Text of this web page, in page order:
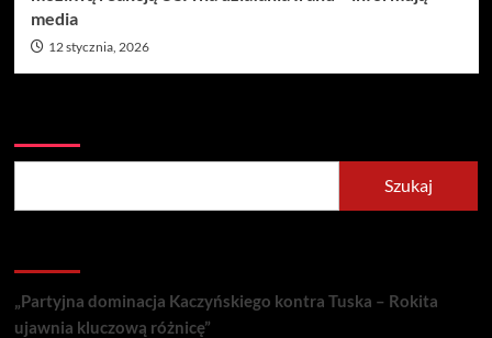
media
12 stycznia, 2026
Szukaj
„Partyjna dominacja Kaczyńskiego kontra Tuska – Rokita
ujawnia kluczową różnicę”